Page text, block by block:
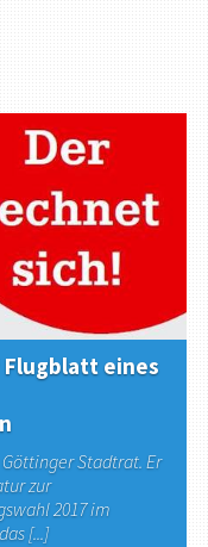
Flugblatt eines
Stadtrat. Er
zur
2017 im
[...]